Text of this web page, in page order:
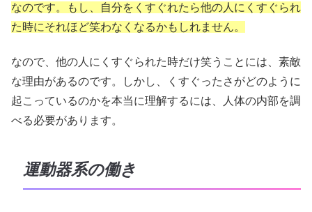
なのです。もし、自分をくすぐれたら他の人にくすぐられ
た時にそれほど笑わなくなるかもしれません。
なので、他の人にくすぐられた時だけ笑うことには、素敵
な理由があるのです。しかし、くすぐったさがどのように
起こっているのかを本当に理解するには、人体の内部を調
べる必要があります。
運動器系の働き